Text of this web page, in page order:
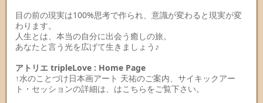
目の前の現実は100%思考で作られ、意識が変わると現実が変
わります。
人生とは、本当の自分に出会う癒しの旅。
あなたと言う光を広げて生きましょう♪
アトリエ tripleLove : Home Page
↑水のことづけ日本画アート 天祐のご案内、サイキックアー
ト・セッションの詳細は、はこちらをご覧下さい。